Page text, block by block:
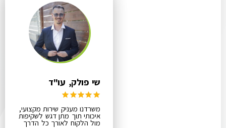
שי פולק, עו"ד
משרדנו מעניק שירות מקצועי,
איכותי תוך מתן דגש לשקיפות
מול הלקוח לאורך כל הדרך